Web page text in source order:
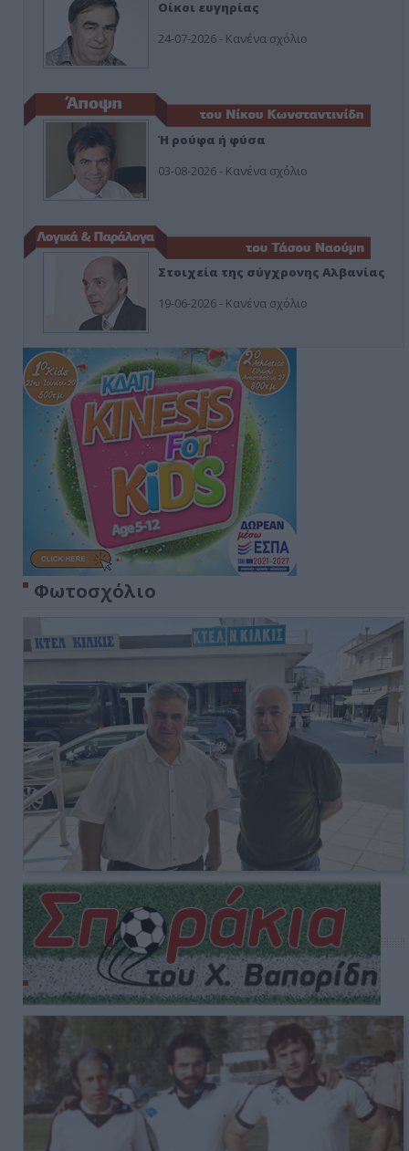
Οίκοι ευγηρίας
24-07-2026 - Κανένα σχόλιο
Ή ρούφα ή φύσα
03-08-2026 - Κανένα σχόλιο
Στοιχεία της σύγχρονης Αλβανίας
19-06-2026 - Κανένα σχόλιο
Φωτοσχόλιο